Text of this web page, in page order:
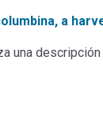
a
una